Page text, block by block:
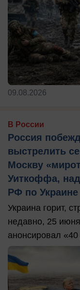
09.08.2026
В России
Россия
выстрелить
Москву
Уиткоффа,
РФ по Украине
Украина горит,
недавно, 25
анонсировал